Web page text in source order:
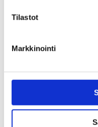
Tilastot
Markkinointi
Sähköverkko
Energiayhteisöt
Kaapelinäyttö
Säävarma